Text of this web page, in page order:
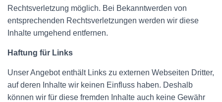
Rechtsverletzung möglich. Bei Bekanntwerden von
entsprechenden Rechtsverletzungen werden wir diese
Inhalte umgehend entfernen.
Haftung für Links
Unser Angebot enthält Links zu externen Webseiten Dritter,
auf deren Inhalte wir keinen Einfluss haben. Deshalb
können wir für diese fremden Inhalte auch keine Gewähr